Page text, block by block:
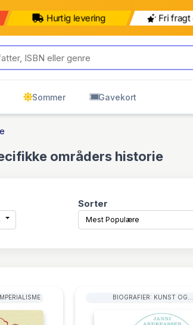
Sommer Gavekort
områders historie
Sorter
Mest Populære
BIOGRAFIER: KUNST OG